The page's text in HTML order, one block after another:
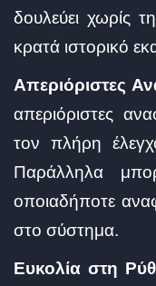
δουλεύει χωρίς
κρατά ιστορικό
Απεριόριστες
απεριόριστες
τον πλήρη
Παράλληλα
οποιαδήποτε
στο σύστημα.
Ευκολία στη